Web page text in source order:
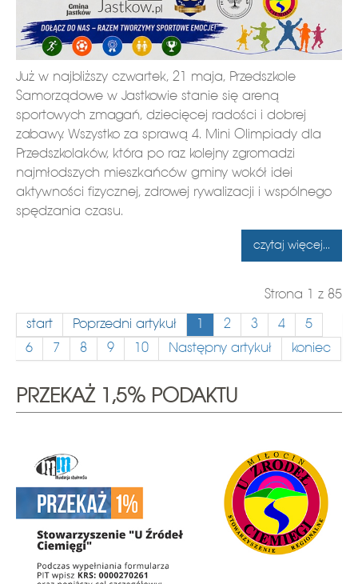
Już w najbliższy czwartek, 21 maja, Przedszkole
Samorządowe w Jastkowie stanie się areną
sportowych zmagań, dziecięcej radości i dobrej
zabawy. Wszystko za sprawą 4. Mini Olimpiady dla
Przedszkolaków, która po raz kolejny zgromadzi
najmłodszych mieszkańców gminy wokół idei
aktywności fizycznej, zdrowej rywalizacji i wspólnego
spędzania czasu.
czytaj więcej...
Strona 1 z 85
start Poprzedni artykuł 2 3 4
5
6
7 8 9 10 Następny artykuł koniec
PRZEKAŻ 1,5% PODAKTU